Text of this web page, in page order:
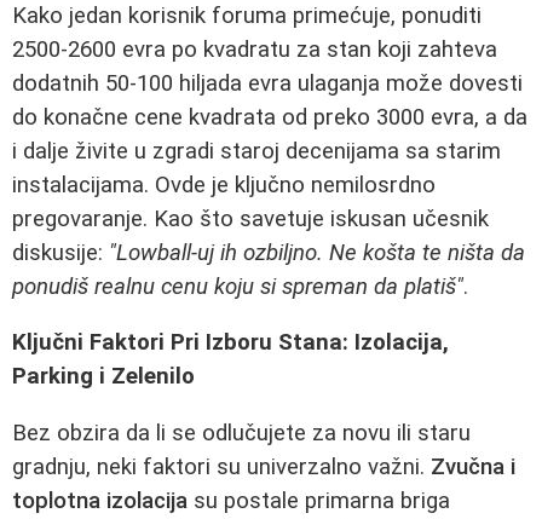
Kako jedan korisnik foruma primećuje, ponuditi
2500-2600 evra po kvadratu za stan koji zahteva
dodatnih 50-100 hiljada evra ulaganja može dovesti
do konačne cene kvadrata od preko 3000 evra, a da
i dalje živite u zgradi staroj decenijama sa starim
instalacijama. Ovde je ključno nemilosrdno
pregovaranje. Kao što savetuje iskusan učesnik
diskusije: "Lowball-uj ih ozbiljno. Ne košta te ništa da
ponudiš realnu cenu koju si spreman da platiš".
Ključni Faktori Pri Izboru Stana: Izolacija,
Parking i Zelenilo
Bez obzira da li se odlučujete za novu ili staru
gradnju, neki faktori su univerzalno važni. Zvučna i
toplotna izolacija su postale primarna briga